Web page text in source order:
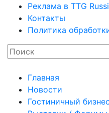
Реклама в TTG
Контакты
Политика
Главная
Новости
Гостиничный бизнес